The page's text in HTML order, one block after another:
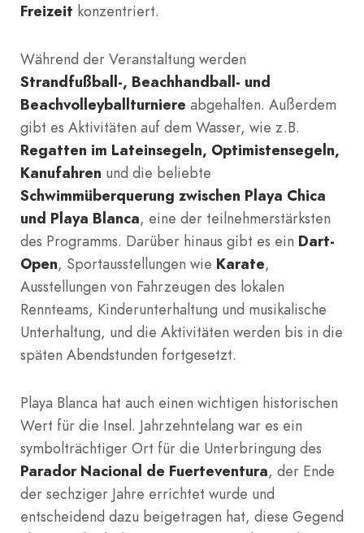
Freizeit konzentriert.
Während der Veranstaltung werden
Strandfußball-, Beachhandball- und
Beachvolleyballturniere abgehalten. Außerdem
gibt es Aktivitäten auf dem Wasser, wie z.B.
Regatten im Lateinsegeln, Optimistensegeln,
Kanufahren und die beliebte
Schwimmüberquerung zwischen Playa Chica
und Playa Blanca, eine der teilnehmerstärksten
des Programms. Darüber hinaus gibt es ein Dart-
Open, Sportausstellungen wie Karate,
Ausstellungen von Fahrzeugen des lokalen
Rennteams, Kinderunterhaltung und musikalische
Unterhaltung, und die Aktivitäten werden bis in die
späten Abendstunden fortgesetzt.
Playa Blanca hat auch einen wichtigen historischen
Wert für die Insel. Jahrzehntelang war es ein
symbolträchtiger Ort für die Unterbringung des
Parador Nacional de Fuerteventura, der Ende
der sechziger Jahre errichtet wurde und
entscheidend dazu beigetragen hat, diese Gegend